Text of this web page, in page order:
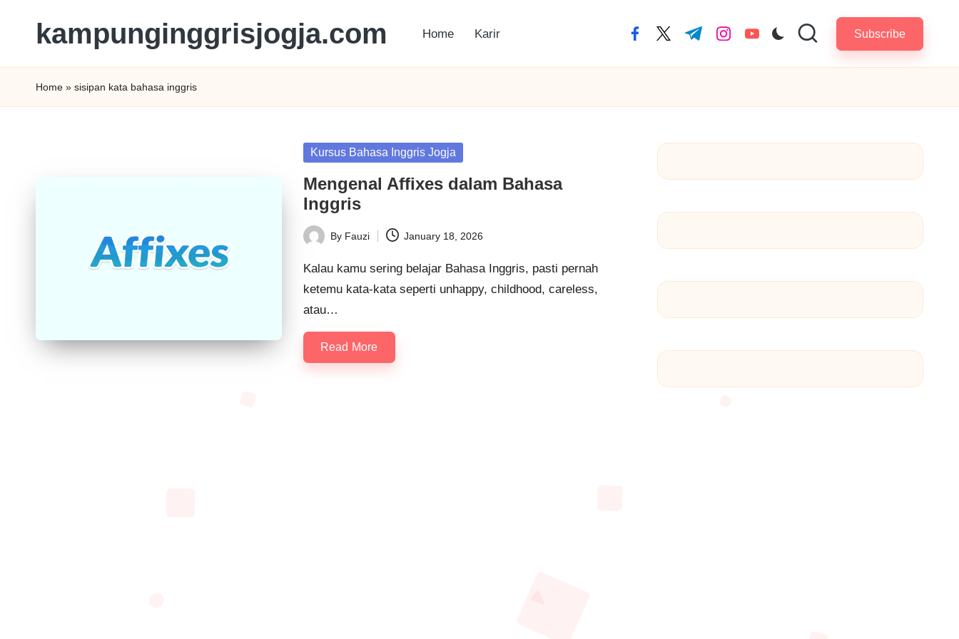
kampunginggrisjogja.com Home Karir Subscribe
Home » sisipan kata bahasa inggris
Kursus Bahasa Inggris Jogja
Mengenal Affixes dalam Bahasa
Inggris
By Fauzi January 18, 2026
Kalau kamu sering belajar Bahasa Inggris, pasti pernah
ketemu kata-kata seperti unhappy, childhood, careless,
atau…
Read More